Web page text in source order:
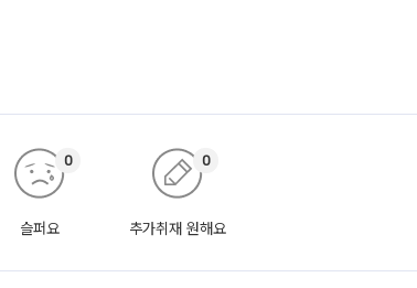
슬퍼요
0
추가취재 원해요
0